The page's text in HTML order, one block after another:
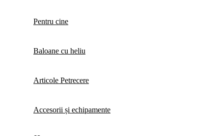
Pentru cine
Baloane cu heliu
Articole Petrecere
Accesorii și echipamente